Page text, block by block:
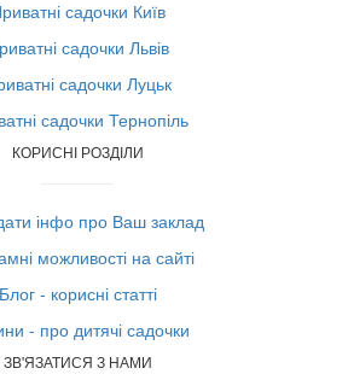
садочки Київ
садочки Львів
садочки Луцьк
садочки Тернопіль
КОРИСНІ РОЗДІЛИ
інфо про Ваш заклад
можливості на сайті
Блог - корисні статті
- про дитячі садочки
ЗВ'ЯЗАТИСЯ З НАМИ